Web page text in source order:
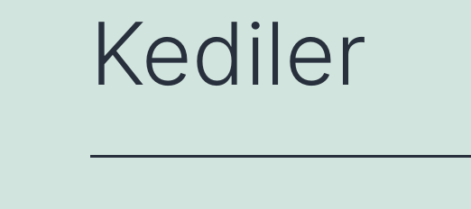
Kediler